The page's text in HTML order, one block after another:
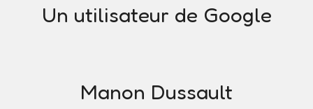
Un utilisateur de Google
Manon Dussault